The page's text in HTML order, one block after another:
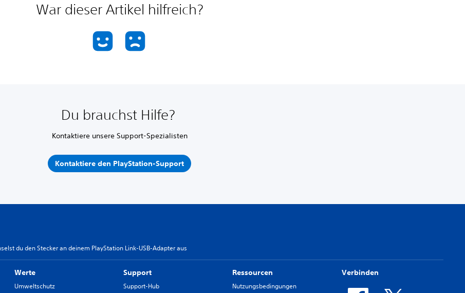
War dieser Artikel hilfreich?
Du brauchst Hilfe?
Kontaktiere unsere Support-Spezialisten
Kontaktiere den PlayStation-Support
du den Stecker an deinem PlayStation Link-USB-Adapter aus
Werte
Umweltschutz
Support
Support-Hub
Ressourcen
Nutzungsbedingungen
Verbinden